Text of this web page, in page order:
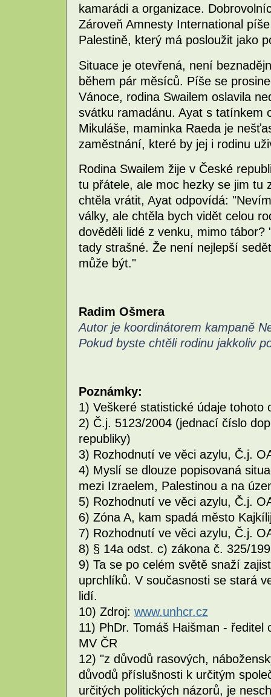
kamarádi a organizace.
Zároveň Amnesty International
Palestině, který má posloužit jako
Situace je otevřená, není
během pár měsíců. Píše se
Vánoce, rodina Swailem oslavila
svátku ramadánu. Ayat s tatínkem
Mikuláše, maminka Raeda je
zaměstnání, které by jej i rodinu
Rodina Swailem žije v České
tu přátele, ale moc hezky se jim tu
chtěla vrátit, Ayat odpovídá:
války, ale chtěla bych vidět celou
dověděli lidé z venku, mimo
tady strašné. Že není nejlepší
může být."
Radim Ošmera
Autor je koordinátorem kampaně
Pokud byste chtěli rodinu jakkoliv
Poznámky:
1) Veškeré statistické údaje tohoto
2) Č.j. 5123/2004 (jednací číslo
republiky)
3) Rozhodnutí ve věci azylu, Č.j.
4) Myslí se dlouze popisovaná
mezi Izraelem, Palestinou a na
5) Rozhodnutí ve věci azylu, Č.j.
6) Zóna A, kam spadá město
7) Rozhodnutí ve věci azylu, Č.j.
8) § 14a odst. c) zákona č. 325/
9) Ta se po celém světě snaží
uprchlíků. V současnosti se stará
lidí.
10) Zdroj: www.unhcr.cz
11) PhDr. Tomáš Haišman -
MV ČR
12) "z důvodů rasových,
důvodů příslušnosti k určitým
určitých politických názorů, je